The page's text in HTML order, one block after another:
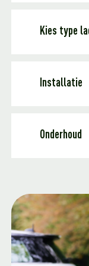
Kies type
Installatie
Onderhoud